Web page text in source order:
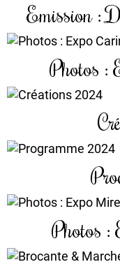
Emission :
Photos :
Photos :